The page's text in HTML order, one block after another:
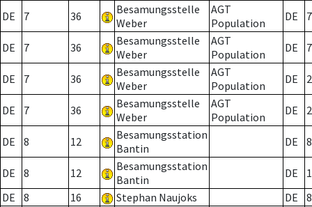
DE 7 36
Besamungsstelle
Weber
AGT
Population
DE 7
DE 7 36
Besamungsstelle
Weber
AGT
Population
DE 7
DE 7 36
Besamungsstelle
Weber
AGT
Population
DE 2
DE 7 36
Besamungsstelle
Weber
AGT
Population
DE 2
DE 8 12
Besamungsstation
Bantin
DE 8
DE 8 12
Besamungsstation
Bantin
DE
DE
8 16 Stephan Naujoks DE
8